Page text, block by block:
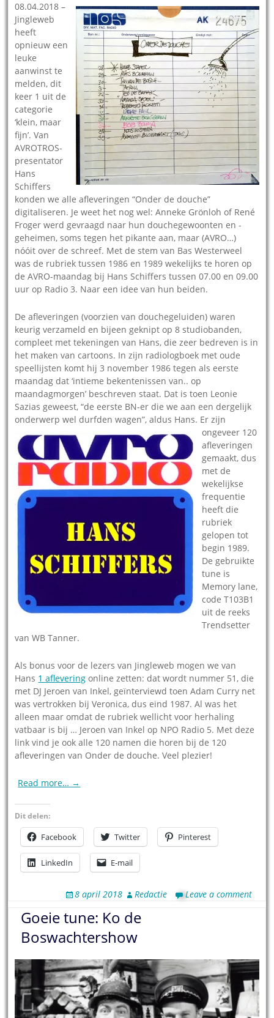
08.04.2018 –
Jingleweb
heeft
opnieuw een
leuke
aanwinst te
melden, dit
keer 1 uit de
categorie
‘klein, maar
fijn’. Van
AVROTROS-
presentator
Hans
Schiffers
konden we alle afleveringen “Onder de douche”
digitaliseren. Je weet het nog wel: Anneke Grönloh of René
Froger werd gevraagd naar hun douchegewoonten en -
geheimen, soms tegen het pikante aan, maar (AVRO…)
nóóit over de schreef. Met de stem van Bas Westerweel
was de rubriek tussen 1986 en 1989 wekelijks te horen op
de AVRO-maandag bij Hans Schiffers tussen 07.00 en 09.00
uur op Radio 3. Naar een idee van hun beiden.
De afleveringen (voorzien van douchegeluiden) waren
keurig verzameld en bijeen geknipt op 8 studiobanden,
compleet met tekeningen van Hans, die zeer bedreven is in
het maken van cartoons. In zijn radiologboek met oude
speellijsten komt hij 3 november 1986 tegen als eerste
maandag dat ‘intieme bekentenissen van.. op
maandagmorgen’ beschreven staat. Dat is toen Leonie
Sazias geweest, “de eerste BN-er die we aan een dergelijk
onderwerp wel durfden wagen”, aldus Hans. Er zijn
ongeveer 120
afleveringen
gemaakt, dus
met de
wekelijkse
frequentie
heeft die
rubriek
gelopen tot
begin 1989.
De gebruikte
tune is
Memory lane,
code T103B1
uit de reeks
Trendsetter
van WB Tanner.
Als bonus voor de lezers van Jingleweb mogen we van
Hans 1 aflevering online zetten: dat wordt nummer 51, die
met DJ Jeroen van Inkel, geïnterviewd toen Adam Curry net
was vertrokken bij Veronica, dus eind 1987. Al was het
alleen maar omdat de rubriek wellicht voor herhaling
vatbaar is bij … Jeroen van Inkel op NPO Radio 5. Met deze
link vind je ook alle 120 namen die horen bij de 120
afleveringen van Onder de douche. Veel plezier!
Read more… →
Dit delen:
Facebook Twitter Pinterest
LinkedIn E-mail
8 april 2018 Redactie Leave a comment
Goeie tune: Ko de
Boswachtershow